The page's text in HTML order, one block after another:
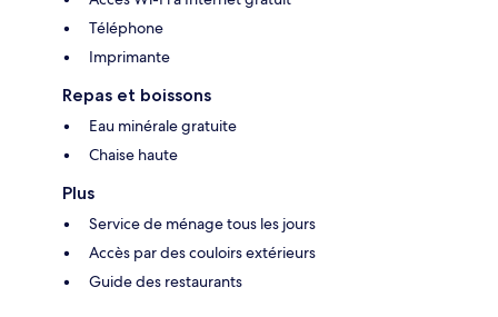
Téléphone
Imprimante
Repas et boissons
Eau minérale gratuite
Chaise haute
Plus
Service de ménage tous les jours
Accès par des couloirs extérieurs
Guide des restaurants